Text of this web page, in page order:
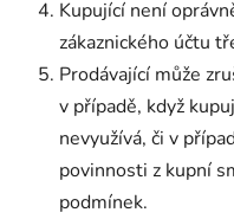
Kupující není
zákaznického účtu
Prodávající může
v případě, když
nevyužívá, či v
povinnosti z kupní
podmínek.